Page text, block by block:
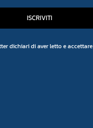
ISCRIVITI
dichiari di aver letto e accettare